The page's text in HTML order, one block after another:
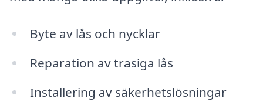
Byte av lås och nycklar
Reparation av trasiga lås
Installering av säkerhetslösningar